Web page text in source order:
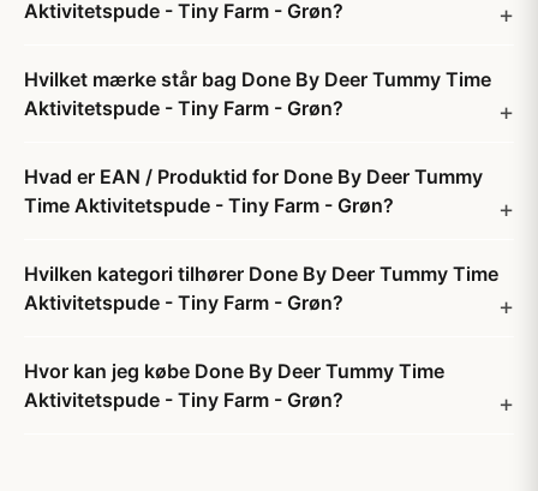
Aktivitetspude - Tiny Farm - Grøn?
Hvilket mærke står bag Done By Deer Tummy Time
Aktivitetspude - Tiny Farm - Grøn?
Hvad er EAN / Produktid for Done By Deer Tummy
Time Aktivitetspude - Tiny Farm - Grøn?
Hvilken kategori tilhører Done By Deer Tummy Time
Aktivitetspude - Tiny Farm - Grøn?
Hvor kan jeg købe Done By Deer Tummy Time
Aktivitetspude - Tiny Farm - Grøn?